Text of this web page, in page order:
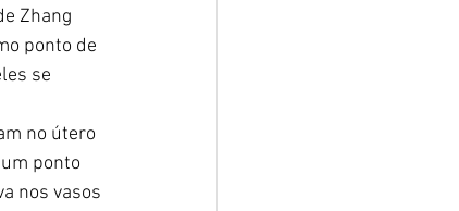
Zhang
ponto de
se
no útero
ponto
nos vasos